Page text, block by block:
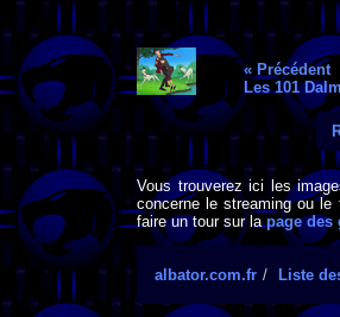
« Précédent
Les 101
Vous trouverez ici les
concerne le streaming ou
faire un tour sur lapage des
albator.com.fr Liste